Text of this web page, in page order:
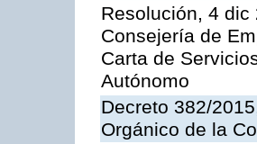
Resolución, 4
Consejería de
Carta de
Autónomo
Decreto 382/
Orgánico de la